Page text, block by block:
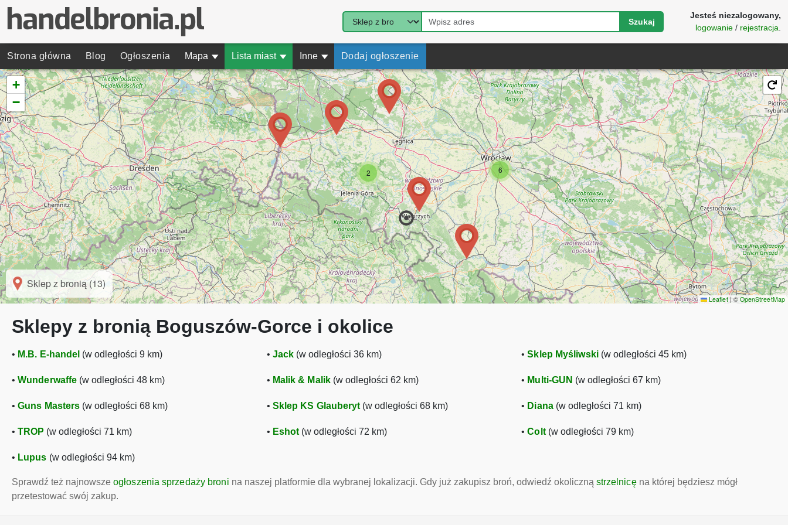
Szukaj
Jesteś niezalogowany,
logowanie / rejestracja
Strona główna Blog Ogłoszenia Mapa ▾ Lista miast ▾ Inne ▾ Dodaj ogłoszenie
6
2
+
−
Sklep z bronią (13)
Leaflet | © OpenStreetMap
Sklepy z bronią Boguszów-Gorce i okolice
• M.B. E-handel (w odległości 9 km) • Jack (w odległości 36 km) •Sklep Myśliwski(w odległości 45 km)
• Wunderwaffe (w odległości 48 km) • Malik & Malik(w odległości 62 km) • Multi-GUN (w odległości 67 km)
• Guns Masters (w odległości 68 km) • Sklep KS Glauberyt (w odległości 68 km) • Diana(w odległości 71 km)
• TROP (w odległości 71 km) • Eshot (w odległości 72 km) •Colt(w odległości 79 km)
• Lupus (w odległości 94 km)
Sprawdź też najnowsze ogłoszenia sprzedaży broni na naszej platformie dla wybranej lokalizacji. Gdy już zakupisz broń, odwiedź okoliczną strzelnicęna której będziesz mógł
przetestować swój zakup.